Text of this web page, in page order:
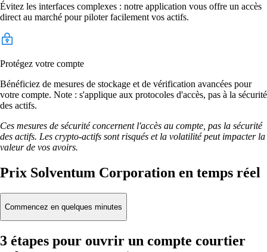
Évitez les interfaces complexes : notre application vous offre un accès
direct au marché pour piloter facilement vos actifs.
Protégez votre compte
Bénéficiez de mesures de stockage et de vérification avancées pour
votre compte. Note : s'applique aux protocoles d'accès, pas à la sécurité
des actifs.
Ces mesures de sécurité concernent l'accès au compte, pas la sécurité
des actifs. Les crypto-actifs sont risqués et la volatilité peut impacter la
valeur de vos avoirs.
Prix Solventum Corporation en temps réel
Commencez en quelques minutes
3 étapes pour ouvrir un compte courtier